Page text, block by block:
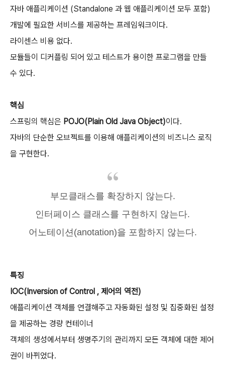
자바 애플리케이션 (Standalone 과 웹 애플리케이션 모두 포함)
개발에 필요한 서비스를 제공하는 프레임워크이다.
라이센스 비용 없다.
모듈들이 디커플링 되어 있고 테스트가 용이한 프로그램을 만들
수 있다.
핵심
스프링의 핵심은 POJO(Plain Old Java Object)이다.
자바의 단순한 오브젝트를 이용해 애플리케이션의 비즈니스 로직
을 구현한다.
부모클래스를 확장하지 않는다.
인터페이스 클래스를 구현하지 않는다.
어노테이션(anotation)을 포함하지 않는다.
특징
IOC(Inversion of Control , 제어의 역전)
애플리케이션 객체를 연결해주고 자동화된 설정 및 집중화된 설정
을 제공하는 경량 컨테이너
객체의 생성에서부터 생명주기의 관리까지 모든 객체에 대한 제어
권이 바뀌었다.